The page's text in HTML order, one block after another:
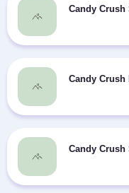
Candy Crush
Candy Crush
Candy Crush